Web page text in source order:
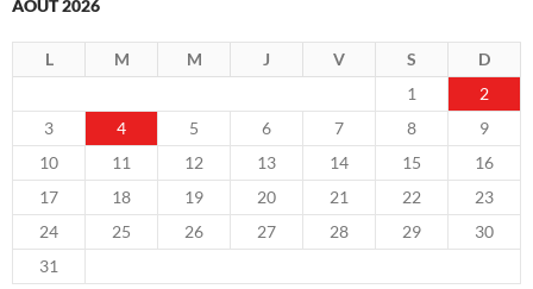
AOÛT 2026
L M M J V S
D
1
2
3
4 5 6 7 8
9
10
11 12 13 14 15
16
17
18 19 20 21 22
23
24
25 26 27 28 29
30
31